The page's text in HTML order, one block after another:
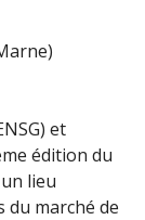
et
édition du
lieu
du marché de